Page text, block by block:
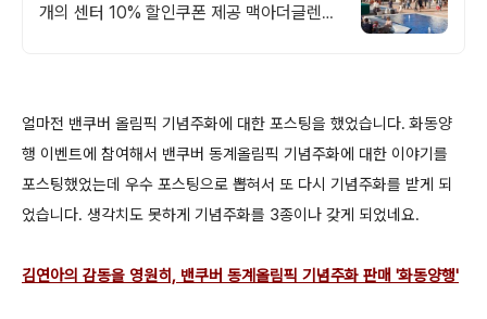
개의 센터 10% 할인쿠폰 제공 맥아더글렌
얼마전 밴쿠버 올림픽 기념주화에 대한 포스팅을 했었습니다. 화동양
행 이벤트에 참여해서 밴쿠버 동계올림픽 기념주화에 대한 이야기를
포스팅했었는데 우수 포스팅으로 뽑혀서 또 다시 기념주화를 받게 되
었습니다. 생각치도 못하게 기념주화를 3종이나 갖게 되었네요.
김연아의 감동을 영원히, 밴쿠버 동계올림픽 기념주화 판매 '화동양행'